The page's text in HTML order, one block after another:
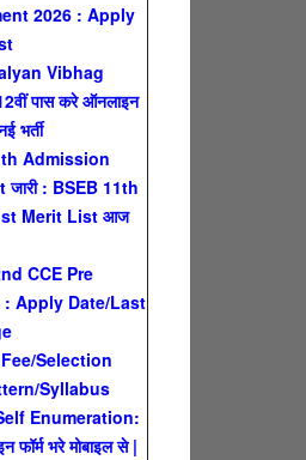
2026 : Apply
Vibhag
पास करे ऑनलाइन
भर्ती
Admission
: BSEB 11th
Merit List आज
CCE Pre
: Apply Date/Last
Selection
Syllabus
Enumeration:
भरे मोबाइल से |